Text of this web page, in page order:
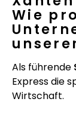
Wie
Als führende
Express die
Wirtschaft.